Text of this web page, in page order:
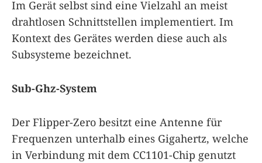
Im Gerät selbst sind eine Vielzahl an meist
drahtlosen Schnittstellen implementiert. Im
Kontext des Gerätes werden diese auch als
Subsysteme bezeichnet.
Sub-Ghz-System
Der Flipper-Zero besitzt eine Antenne für
Frequenzen unterhalb eines Gigahertz, welche
in Verbindung mit dem CC1101-Chip genutzt